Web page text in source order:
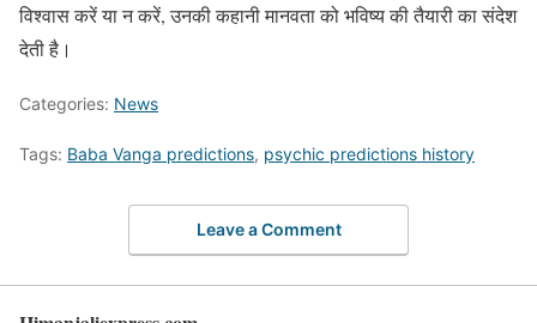
विश्वास करें या न करें, उनकी कहानी मानवता को भविष्य की तैयारी का संदेश
देती है।
Categories: News
Tags: Baba Vanga predictions, psychic predictions history
Leave a Comment